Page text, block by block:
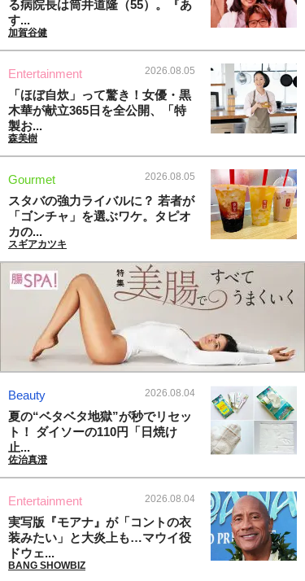
る病院長は筒井道隆（55）。『あ
す...
加賀谷健
Entertainment 2026.08.05
「ほぼ自炊」って驚き！女優・黒
木華が献立365日を全公開、「特
製お...
森美樹
Gourmet 2026.08.05
スタバの強力ライバルに？ 若者が
「ゴンチャ」を選ぶワケ。タピオ
カの...
スギアカツキ
Beauty 2026.08.04
夏の“ベタベタ地獄”が秒でリセッ
ト！ ダイソーの110円「日焼け
止...
佐治真澄
Entertainment 2026.08.04
実写版『モアナ』が「コントの衣
装みたい」と大炎上も…マウイ役
ドウェ...
BANG SHOWBIZ